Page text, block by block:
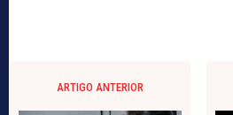
ARTIGO ANTERIOR